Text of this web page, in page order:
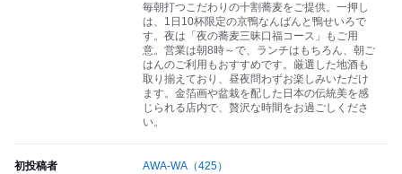
毎朝打つこだわりの十割蕎麦をご提供。一押し
は、1日10杯限定の京鴨なんばんと鴨せいろで
す。夜は「夜の蕎麦三昧口福コース」もご用
意。営業は朝8時～で、ランチはもちろん、朝ご
はんのご利用もおすすめです。厳選した地酒も
取り揃えており、昼夜問わずお楽しみいただけ
ます。金箔画や盆栽を配した日本の伝統美を感
じられる店内で、贅沢な時間をお過ごしくださ
い。
初投稿者 AWA-WA （425）